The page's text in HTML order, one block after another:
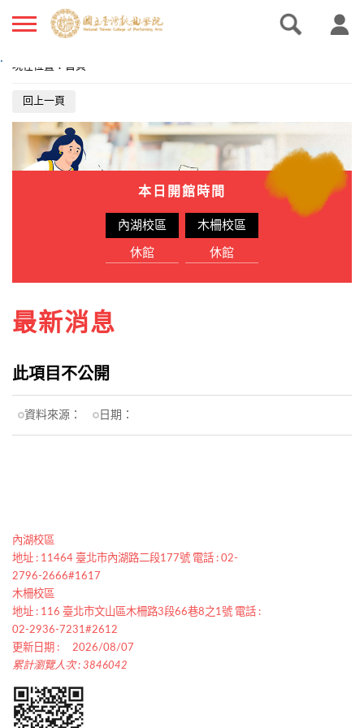
.
現在位置 ： 首頁
回上一頁
本日開館時間
內湖校區
休館
木柵校區
休館
最新消息
此項目不公開
資料來源： 日期：
內湖校區
地址 : 11464 臺北市內湖路二段177號 電話 : 02-
2796-2666#1617
木柵校區
地址 : 116 臺北市文山區木柵路3段66巷8之1號 電話 :
02-2936-7231#2612
更新日期 :
2026/08/07
累計瀏覽人次 : 3846042